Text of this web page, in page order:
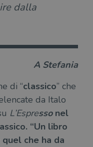
dalla
A Stefania
di “classico” che
da Italo
L’Espressonel
“Un libro
che ha da